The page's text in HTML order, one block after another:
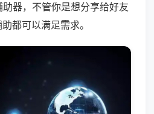
器，不管你是想分享给好友
都可以满足需求。